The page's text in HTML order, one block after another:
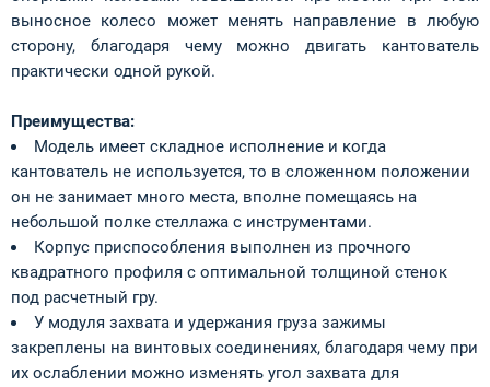
выносное колесо может менять направление в любую
сторону, благодаря чему можно двигать кантователь
практически одной рукой.
Преимущества:
Модель имеет складное исполнение и когда
кантователь не используется, то в сложенном положении
он не занимает много места, вполне помещаясь на
небольшой полке стеллажа с инструментами.
Корпус приспособления выполнен из прочного
квадратного профиля с оптимальной толщиной стенок
под расчетный гру.
У модуля захвата и удержания груза зажимы
закреплены на винтовых соединениях, благодаря чему при
их ослаблении можно изменять угол захвата для